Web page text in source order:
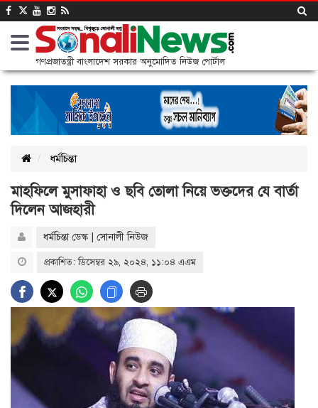
গণপ্রজাতন্ত্রী বাংলাদেশ সরকার অনুমোদিত নিউজ পোর্টাল
ধর্মচিন্তা
মাহফিলে মুসাফাহা ও ছবি তোলা নিয়ে ভক্তদের যে বার্তা
দিলেন আজহারী
ধর্মচিন্তা ডেস্ক | সোনালী নিউজ
প্রকাশিত: ডিসেম্বর ২৯, ২০২৪, ১১:০৪ এএম